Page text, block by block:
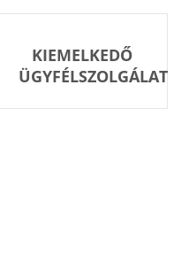
KIEMELKEDŐ
ÜGYFÉLSZOLGÁLAT